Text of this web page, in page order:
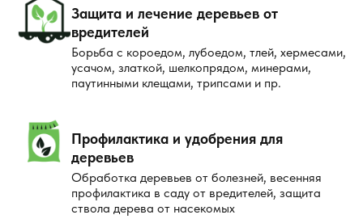
Защита и лечение деревьев от
вредителей
Борьба с короедом, лубоедом, тлей, хермесами,
усачом, златкой, шелкопрядом, минерами,
паутинными клещами, трипсами и пр.
Профилактика и удобрения для
деревьев
Обработка деревьев от болезней, весенняя
профилактика в саду от вредителей, защита
ствола дерева от насекомых